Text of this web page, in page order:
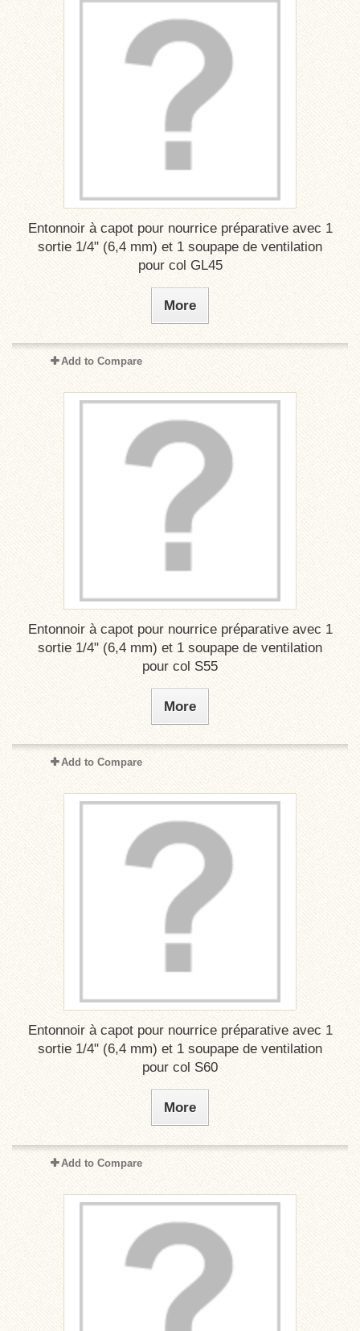
Entonnoir à capot pour nourrice préparative avec 1
sortie 1/4" (6,4 mm) et 1 soupape de ventilation
pour col GL45
More
Add to Compare
Entonnoir à capot pour nourrice préparative avec 1
sortie 1/4" (6,4 mm) et 1 soupape de ventilation
pour col S55
More
Add to Compare
Entonnoir à capot pour nourrice préparative avec 1
sortie 1/4" (6,4 mm) et 1 soupape de ventilation
pour col S60
More
Add to Compare